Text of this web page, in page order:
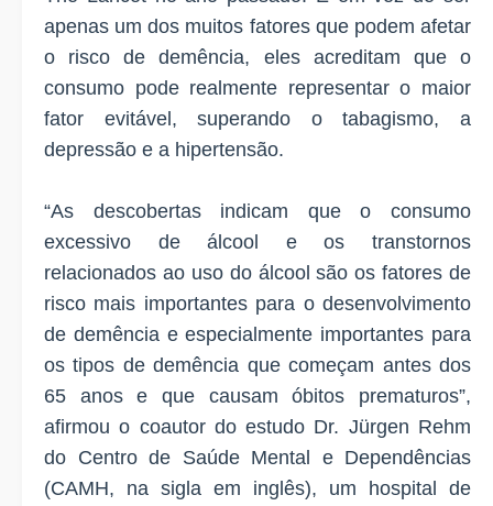
apenas um dos muitos fatores que podem afetar
o risco de demência, eles acreditam que o
consumo pode realmente representar o maior
fator evitável, superando o tabagismo, a
depressão e a hipertensão.
“As descobertas indicam que o consumo
excessivo de álcool e os transtornos
relacionados ao uso do álcool são os fatores de
risco mais importantes para o desenvolvimento
de demência e especialmente importantes para
os tipos de demência que começam antes dos
65 anos e que causam óbitos prematuros”,
afirmou o coautor do estudo Dr. Jürgen Rehm
do Centro de Saúde Mental e Dependências
(CAMH, na sigla em inglês), um hospital de